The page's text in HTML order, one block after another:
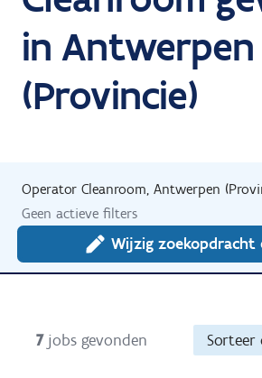
in Antwerpen
(Provincie)
Operator Cleanroom, Antwerpen
Geen actieve filters
Wijzig zoekopdracht
7 jobs gevonden Sorteer